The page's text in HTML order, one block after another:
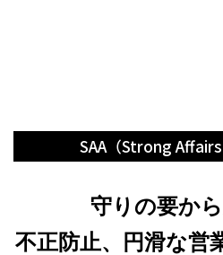
SAA（Strong
守りの要か
不正防止、円滑な営